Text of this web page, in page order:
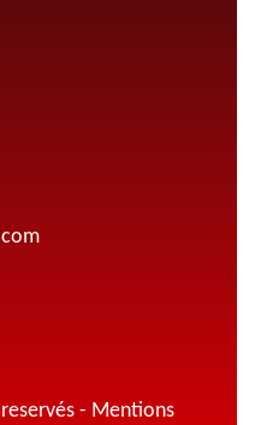
- Mentions